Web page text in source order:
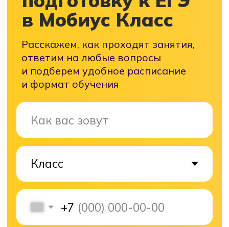
Режим работы:
пн - пт с 8:00 до 20:00
сб - с 9:30 до 18:00
вс - выходной
Русский язык ЕГЭ
Математика профиль ЕГЭ
Математика база ЕГЭ
Обществознание ЕГЭ
Химия ЕГЭ
Биология ЕГЭ
Информаитика ЕГЭ
Подготовка к ЕГЭ
Русский язык ЕГЭ
Математика профиль ЕГЭ
Математика база ЕГЭ
История ЕГЭ
Подготовка к ОГЭ
Ранняя профориентация 7-8 кл
Профориентация
Программа 9 классс
Программа 10 класс
Программа 11 класс
Лицей 9-11 класс
Мы в MAX
Telegram